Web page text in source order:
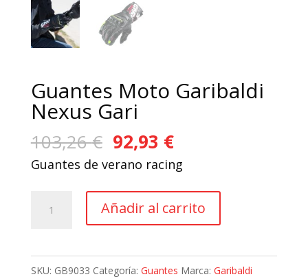
Guantes Moto Garibaldi
Nexus Gari
103,26€ El
precio
era:
103,26 €.
92,93 €El
precio
es:
92,93 €.
Guantes de verano racing
Añadir al carrito
SKU: GB9033 Categoría: Guantes Marca: Garibaldi